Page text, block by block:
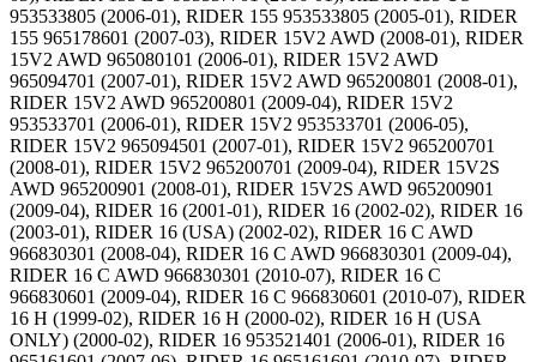
953533805 (2006-01), RIDER 155 953533805 (2005-01), RIDER
155 965178601 (2007-03), RIDER 15V2 AWD (2008-01), RIDER
15V2 AWD 965080101 (2006-01), RIDER 15V2 AWD
965094701 (2007-01), RIDER 15V2 AWD 965200801 (2008-01),
RIDER 15V2 AWD 965200801 (2009-04), RIDER 15V2
953533701 (2006-01), RIDER 15V2 953533701 (2006-05),
RIDER 15V2 965094501 (2007-01), RIDER 15V2 965200701
(2008-01), RIDER 15V2 965200701 (2009-04), RIDER 15V2S
AWD 965200901 (2008-01), RIDER 15V2S AWD 965200901
(2009-04), RIDER 16 (2001-01), RIDER 16 (2002-02), RIDER 16
(2003-01), RIDER 16 (USA) (2002-02), RIDER 16 C AWD
966830301 (2008-04), RIDER 16 C AWD 966830301 (2009-04),
RIDER 16 C AWD 966830301 (2010-07), RIDER 16 C
966830601 (2009-04), RIDER 16 C 966830601 (2010-07), RIDER
16 H (1999-02), RIDER 16 H (2000-02), RIDER 16 H (USA
ONLY) (2000-02), RIDER 16 953521401 (2006-01), RIDER 16